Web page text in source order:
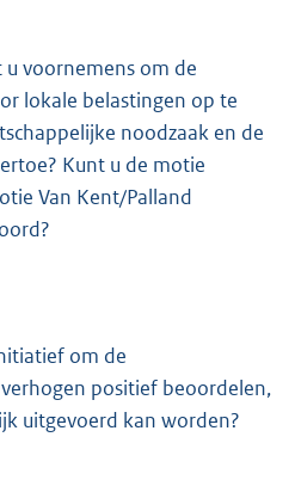
voornemens om de
lokale belastingen op te
noodzaak en de
Kunt u de motie
Van Kent/Palland
om de
positief beoordelen,
uitgevoerd kan worden?